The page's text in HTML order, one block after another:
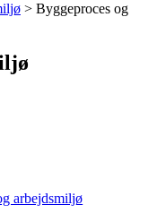
> Byggeproces og
arbejdsmiljø